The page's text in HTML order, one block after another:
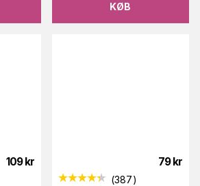
KØB
109 kr 79 kr
(387)